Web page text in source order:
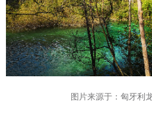
图片来源于：匈牙利